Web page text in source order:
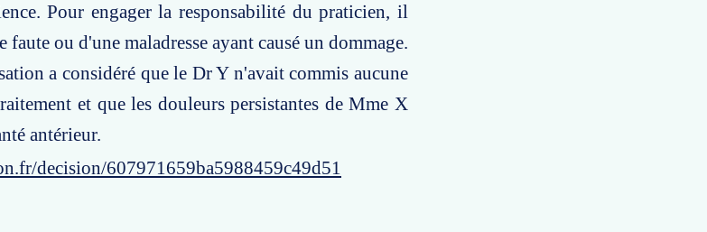
Pour engager la responsabilité du praticien, il
ou d'une maladresse ayant causé un dommage.
a considéré que le Dr Y n'avait commis aucune
et que les douleurs persistantes de Mme X
antérieur.
decision/607971659ba5988459c49d51